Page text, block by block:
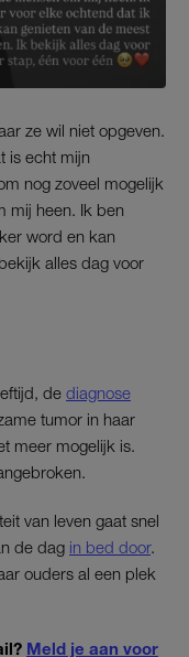
ze wil niet opgeven.
is echt mijn
nog zoveel mogelijk
mij heen. Ik ben
word en kan
alles dag voor
de diagnose
tumor in haar
meer mogelijk is.
van leven gaat snel
de dag in bed door.
ouders al een plek
Meld je aan voor